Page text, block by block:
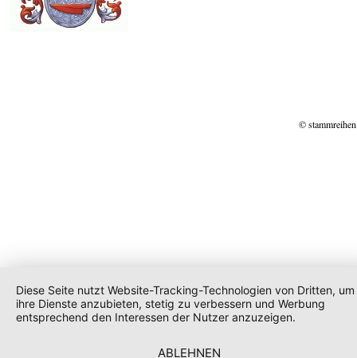
©
Diese Seite nutzt Website-Tracking-Technologien von Dritten, um
ihre Dienste anzubieten, stetig zu verbessern und Werbung
entsprechend den Interessen der Nutzer anzuzeigen.
ABLEHNEN